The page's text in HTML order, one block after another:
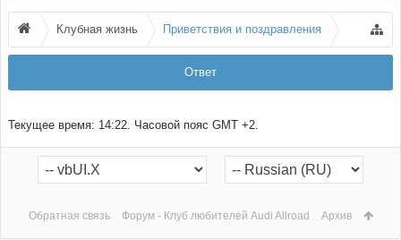
Ответ
Клубная жизнь Приветствия и поздравления
Текущее время: 14:22 . Часовой пояс GMT +2.
Обратная связь Форум - Клуб любителей Audi Allroad Архив